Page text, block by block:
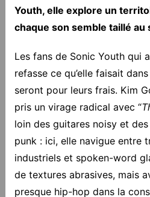
Youth, elle explore un
chaque son semble taillé au
Les fans de Sonic Youth qui
refasse ce qu’elle faisait
seront pour leurs frais. Kim
pris un virage radical avec “
loin des guitares noisy et
punk : ici, elle navigue entre
industriels et spoken-word
de textures abrasives, mais
presque hip-hop dans la